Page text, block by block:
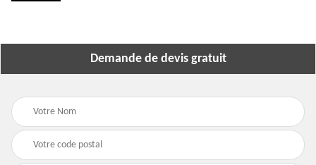
Demande de devis gratuit